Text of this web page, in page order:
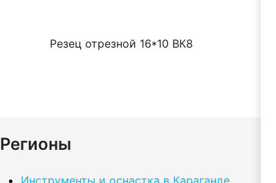
Резец отрезной 16*10 ВК8
Регионы
Инструменты и оснастка в Караганде